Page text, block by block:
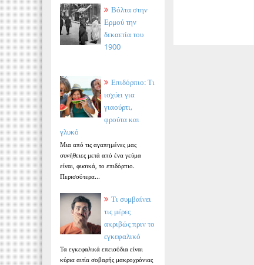
Βόλτα στην
Ερμού την
δεκαετία του
1900
Επιδόρπιο: Τι
ισχύει για
γιαούρτι,
φρούτα και
γλυκό
Μια από τις αγαπημένες μας
συνήθειες μετά από ένα γεύμα
είναι, φυσικά, το επιδόρπιο.
Περισσότερα...
Τι συμβαίνει
τις μέρες
ακριβώς πριν το
εγκεφαλικό
Τα εγκεφαλικά επεισόδια είναι
κύρια αιτία σοβαρής μακροχρόνιας